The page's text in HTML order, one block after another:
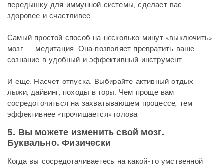
передышку для иммунной системы, сделает вас
здоровее и счастливее.
Самый простой способ на несколько минут «выключить»
мозг — медитация. Она позволяет превратить ваше
сознание в удобный и эффективный инструмент.
И еще. Насчет отпуска. Выбирайте активный отдых:
лыжи, дайвинг, походы в горы. Чем проще вам
сосредоточиться на захватывающем процессе, тем
эффективнее «прочищается» голова.
5. Вы можете изменить свой мозг.
Буквально. Физически
Когда вы сосредотачиваетесь на какой-то умственной